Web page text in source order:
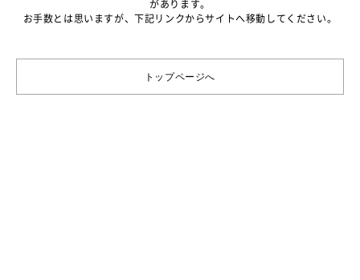
があります。
お手数とは思いますが、下記リンクからサイトへ移動してください。
トップページへ